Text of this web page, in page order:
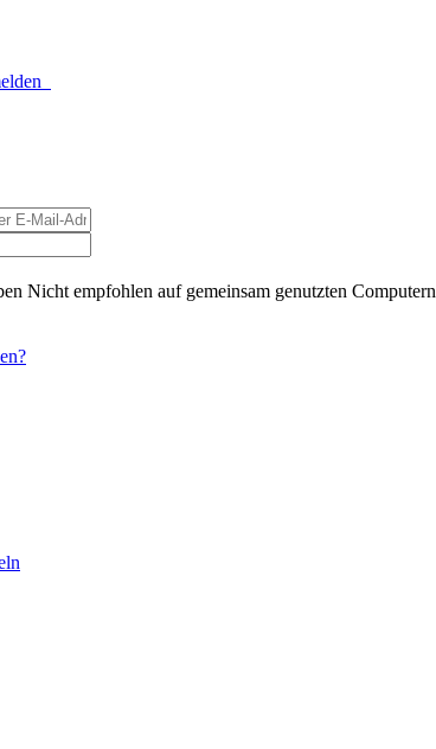
Nicht empfohlen auf gemeinsam genutzten Computern